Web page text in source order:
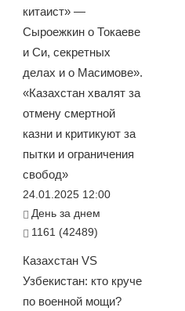
китаист» —
Сыроежкин о Токаеве
и Си, секретных
делах и о Масимове».
«Казахстан хвалят за
отмену смертной
казни и критикуют за
пытки и ограничения
свобод»
24.01.2025 12:00
День за днем
1161 (42489)
Казахстан VS
Узбекистан: кто круче
по военной мощи?